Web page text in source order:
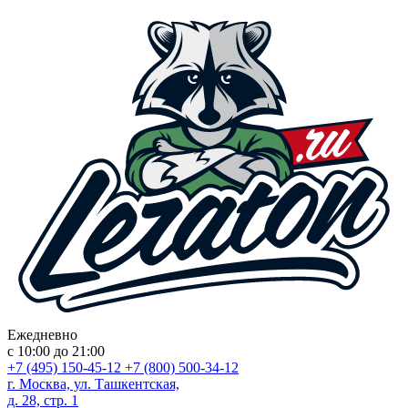
Ежедневно
с 10:00 до 21:00
+7 (495) 150-45-12 +7 (800) 500-34-12
г. Москва, ул. Ташкентская,
д. 28, стр. 1